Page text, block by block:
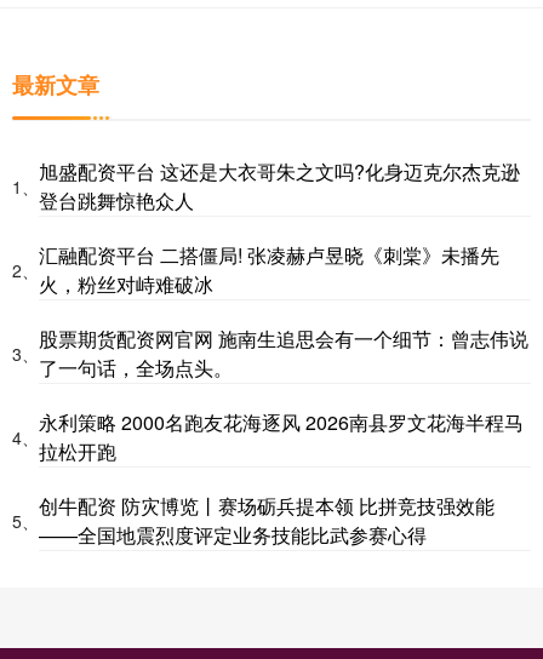
最新文章
1、
旭盛配资平台 这还是大衣哥朱之文吗?化身迈克尔杰克逊
登台跳舞惊艳众人
2、
汇融配资平台 二搭僵局! 张凌赫卢昱晓《刺棠》未播先
火，粉丝对峙难破冰
3、
股票期货配资网官网 施南生追思会有一个细节：曾志伟说
了一句话，全场点头。
4、
永利策略 2000名跑友花海逐风 2026南县罗文花海半程马
拉松开跑
5、
创牛配资 防灾博览丨赛场砺兵提本领 比拼竞技强效能
——全国地震烈度评定业务技能比武参赛心得